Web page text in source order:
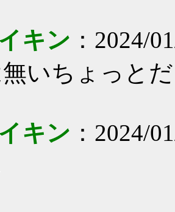
キン ：2024/
いちょっと
キン ：2024/